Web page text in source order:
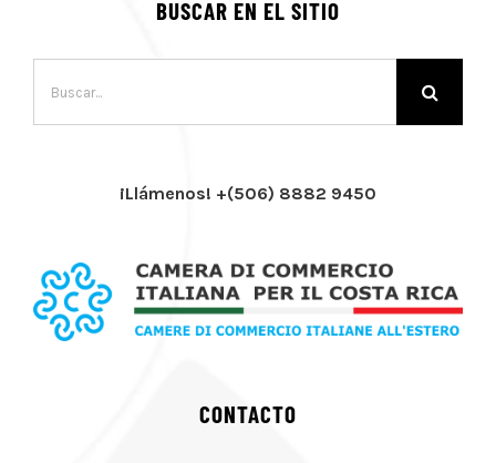
BUSCAR EN EL SITIO
¡Llámenos! +(506) 8882 9450
CONTACTO